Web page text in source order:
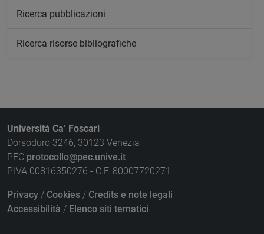
Ricerca pubblicazioni
Ricerca risorse bibliografiche
Università Ca’ Foscari
Dorsoduro 3246, 30123 Venezia
PEC protocollo@pec.unive.it
P.IVA 00816350276 - C.F. 80007720271
Privacy / Cookies / Credits e note legali
Accessibilità / Elenco siti tematici